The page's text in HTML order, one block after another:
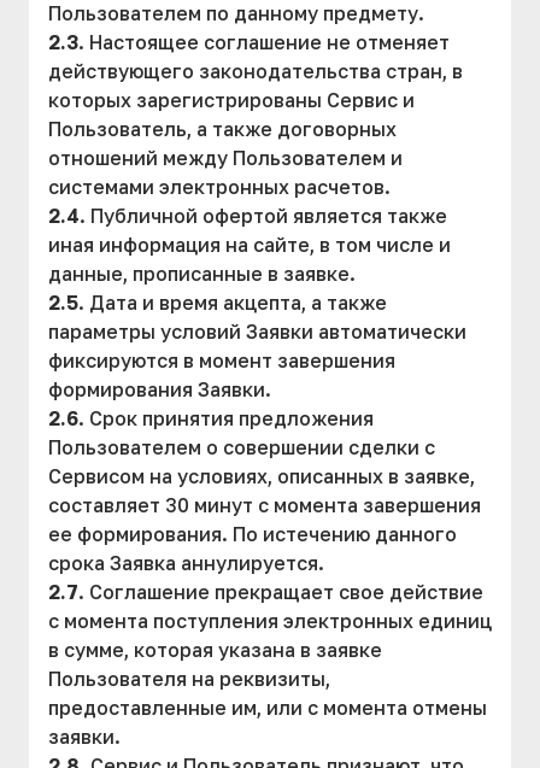
Пользователем по данному предмету.
2.3. Настоящее соглашение не отменяет
действующего законодательства стран, в
которых зарегистрированы Сервис и
Пользователь, а также договорных
отношений между Пользователем и
системами электронных расчетов.
2.4. Публичной офертой является также
иная информация на сайте, в том числе и
данные, прописанные в заявке.
2.5. Дата и время акцепта, а также
параметры условий Заявки автоматически
фиксируются в момент завершения
формирования Заявки.
2.6. Срок принятия предложения
Пользователем о совершении сделки с
Сервисом на условиях, описанных в заявке,
составляет 30 минут с момента завершения
ее формирования. По истечению данного
срока Заявка аннулируется.
2.7. Соглашение прекращает свое действие
с момента поступления электронных единиц
в сумме, которая указана в заявке
Пользователя на реквизиты,
предоставленные им, или с момента отмены
заявки.